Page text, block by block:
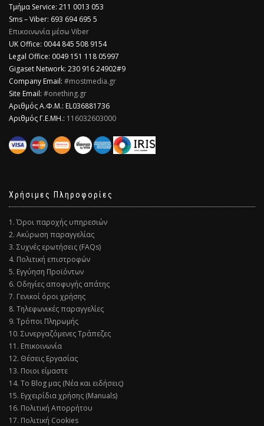
Τμήμα Service: 211 0013 053
Sms – Viber: 693 694 695 5
Επικοινωνία μέσω Viber
​UK Office: 0044 845 508 9154
Legal Office: 0049 151 118 05997
Gigaset Network: 230 916 24902#9
Company Email: #mostmedia.gr
Site Email: #onething.gr
Αριθμός Α.Φ.Μ.: EL036881736
Αριθμός Γ.Ε.ΜΗ.: 116032603000
Χρήσιμες Πληροφορίες
1. Όροι παροχής υπηρεσιών
2. Ακύρωση παραγγελίας
3. Συχνές ερωτήσεις (FAQs)
4. Πολιτική επιστροφών
5. Εγγύηση Προϊόντων
6. Οδηγίες αποφυγής απάτης
7. Γενικοί όροι χρήσης
8. Τηλεφωνικές παραγγελίες
9. Τρόποι Πληρωμής
10. Συνεργαζόμενες Τράπεζες
11. Επικοινωνία
12. Θέσεις Εργασίας
13. Ποιοι είμαστε
14. Το Blog μας (Νέα και ειδήσεις)
15. Εγχειρίδια χρήσης (Manuals)
16. Πολιτική Απορρήτου
17. Πολιτική Cookies